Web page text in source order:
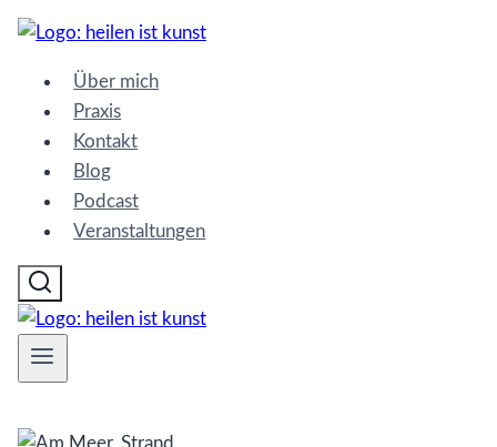
Zum
springen
Über mich
Praxis
Kontakt
Blog
Podcast
Veranstaltungen